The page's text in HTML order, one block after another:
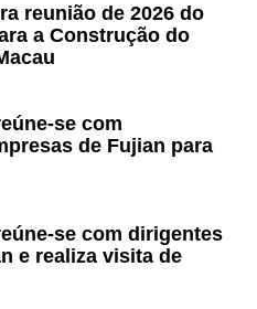
reunião de 2026 do
a Construção do
se com
de Fujian para
se com dirigentes
e realiza visita de